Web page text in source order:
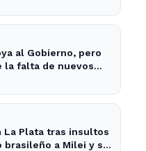
al Gobierno, pero
la falta de nuevos
La Plata tras insultos
brasileño a Milei y su